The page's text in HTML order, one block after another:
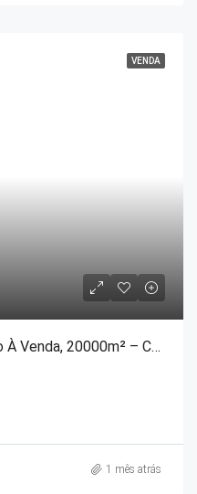
VENDA
Terreno / Lote / Condomínio À Venda, 20000m² – Caxambu
1 mês atrás